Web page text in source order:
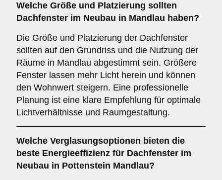
Welche Größe und Platzierung sollten
Dachfenster im Neubau in Mandlau haben?
Die Größe und Platzierung der Dachfenster
sollten auf den Grundriss und die Nutzung der
Räume in Mandlau abgestimmt sein. Größere
Fenster lassen mehr Licht herein und können
den Wohnwert steigern. Eine professionelle
Planung ist eine klare Empfehlung für optimale
Lichtverhältnisse und Raumgestaltung.
Welche Verglasungsoptionen bieten die
beste Energieeffizienz für Dachfenster im
Neubau in Pottenstein Mandlau?